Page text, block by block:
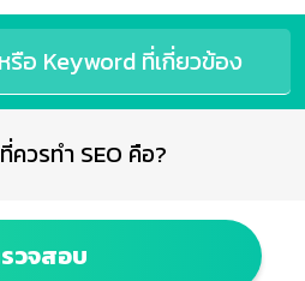
ควรทำ SEO คือ?
วจสอบ